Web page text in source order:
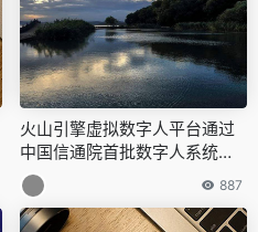
火山引擎虚拟数字人平台通过
中国信通院首批数字人系统基
础能力评测
887